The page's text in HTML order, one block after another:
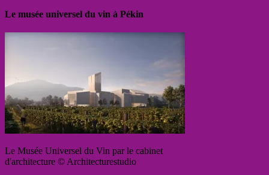
Le musée universel du vin à Pékin
Le Musée Universel du Vin par le cabinet
d'architecture © Architecturestudio